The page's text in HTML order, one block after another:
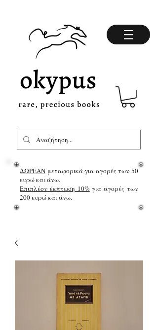
ΔΩΡΕΑΝ μεταφορικά για αγορές των 50
ευρώ και άνω.
Επιπλέον έκπτωση 10%για αγορές των
200 ευρώ και άνω.